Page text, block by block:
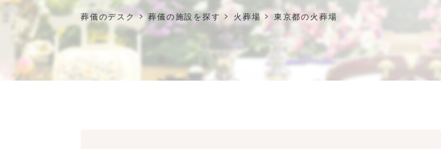
葬儀のデスク>葬儀の施設を探す > 火葬場 > 東京都の火葬場